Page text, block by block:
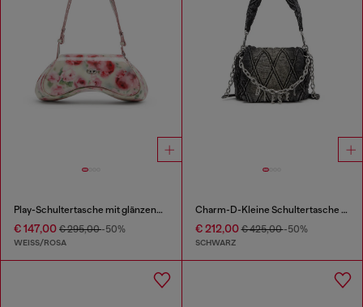
Play-Schultertasche mit glänzendem Print
€ 147,00 € 295,00-50%
WEISS/ROSA
Charm-D-Kleine Schultertasche aus Steppdenim
€ 212,00€ 425,00-50%
SCHWARZ